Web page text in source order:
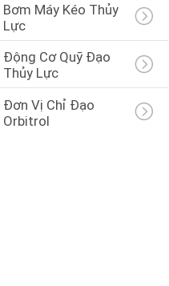
Bơm Máy Kéo Thủy
Lực
Động Cơ Quỹ Đạo
Thủy Lực
Đơn Vị Chỉ Đạo
Orbitrol